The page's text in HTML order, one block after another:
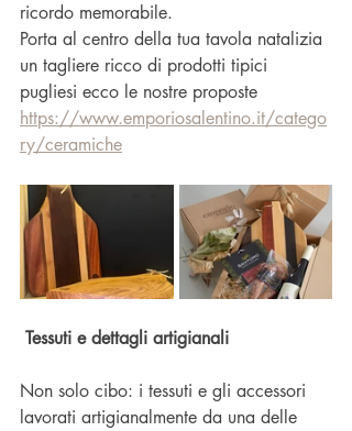
ricordo memorabile.
Porta al centro della tua tavola natalizia
un tagliere ricco di prodotti tipici
pugliesi ecco le nostre proposte
https://www.emporiosalentino.it/catego
ry/ceramiche
Tessuti e dettagli artigianali
Non solo cibo: i tessuti e gli accessori
lavorati artigianalmente da una delle